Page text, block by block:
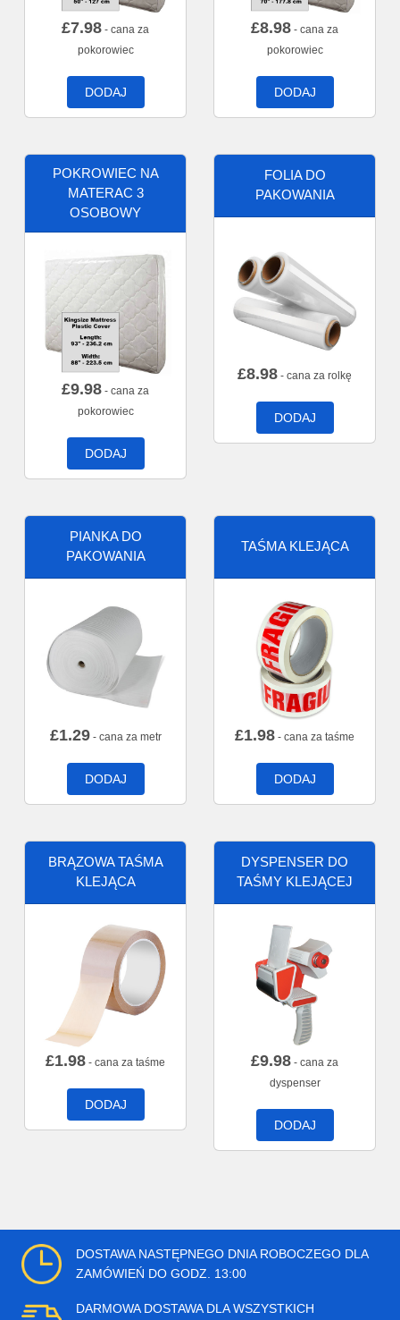
£7.98 - cana za
pokorowiec
DODAJ
£8.98 - cana za
pokorowiec
DODAJ
POKROWIEC NA
MATERAC 3
OSOBOWY
£9.98 - cana za
pokorowiec
DODAJ
FOLIA DO
PAKOWANIA
£8.98 - cana za rolkę
DODAJ
PIANKA DO
PAKOWANIA
£1.29- cana za metr
DODAJ
TAŚMA KLEJĄCA
£1.98 - cana za taśme
DODAJ
BRĄZOWA TAŚMA
KLEJĄCA
£1.98 - cana za taśme
DODAJ
DYSPENSER DO
TAŚMY KLEJĄCEJ
£9.98 - cana za
dyspenser
DODAJ
DOSTAWA NASTĘPNEGO DNIA ROBOCZEGO DLA
ZAMÓWIEŃ DO GODZ. 13:00
DARMOWA DOSTAWA DLA WSZYSTKICH